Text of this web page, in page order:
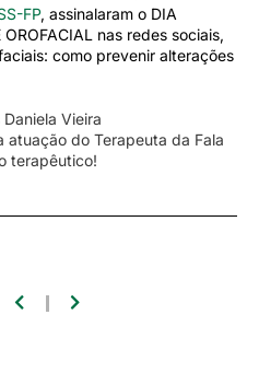
FP, assinalaram o DIA
nas redes sociais,
como prevenir alterações
Daniela Vieira
atuação do Terapeuta da Fala
terapêutico!